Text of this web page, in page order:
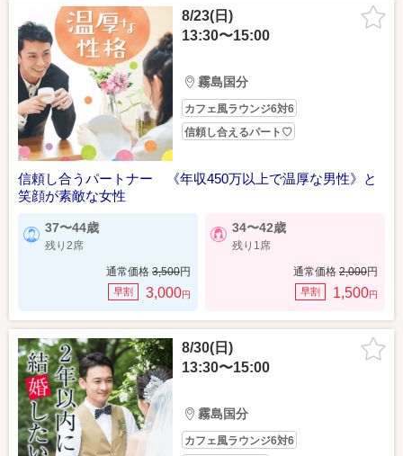
8/23(日)
13:30〜15:00
霧島国分
カフェ風ラウンジ6対6
信頼し合えるパート♡
信頼し合うパートナー 《年収450万以上で温厚な男性》と
笑顔が素敵な女性
37〜44歳
残り2席
通常価格 3,500円
早割 3,000円
34〜42歳
残り1席
通常価格 2,000円
早割 1,500円
8/30(日)
13:30〜15:00
霧島国分
カフェ風ラウンジ6対6